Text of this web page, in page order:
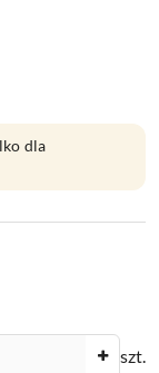
dla
szt.